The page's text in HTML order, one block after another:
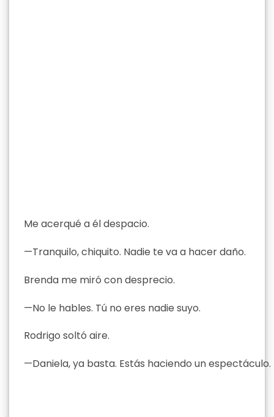
Me acerqué a él despacio.
—Tranquilo, chiquito. Nadie te va a hacer daño.
Brenda me miró con desprecio.
—No le hables. Tú no eres nadie suyo.
Rodrigo soltó aire.
—Daniela, ya basta. Estás haciendo un espectáculo.